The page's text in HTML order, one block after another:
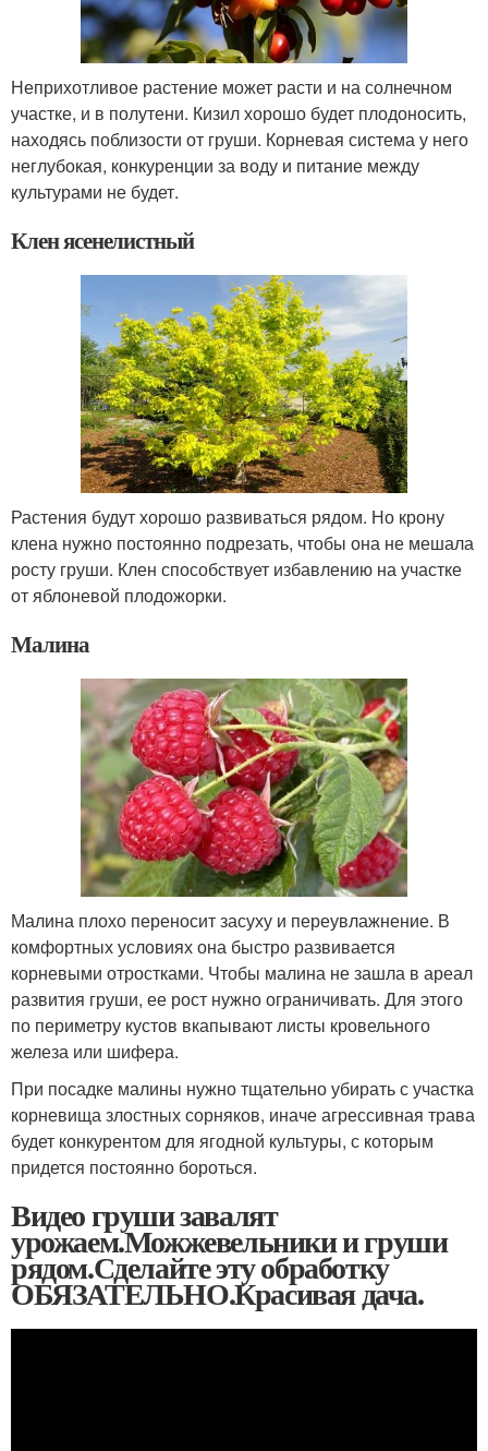
Неприхотливое растение может расти и на солнечном
участке, и в полутени. Кизил хорошо будет плодоносить,
находясь поблизости от груши. Корневая система у него
неглубокая, конкуренции за воду и питание между
культурами не будет.
Клен ясенелистный
Растения будут хорошо развиваться рядом. Но крону
клена нужно постоянно подрезать, чтобы она не мешала
росту груши. Клен способствует избавлению на участке
от яблоневой плодожорки.
Малина
Малина плохо переносит засуху и переувлажнение. В
комфортных условиях она быстро развивается
корневыми отростками. Чтобы малина не зашла в ареал
развития груши, ее рост нужно ограничивать. Для этого
по периметру кустов вкапывают листы кровельного
железа или шифера.
При посадке малины нужно тщательно убирать с участка
корневища злостных сорняков, иначе агрессивная трава
будет конкурентом для ягодной культуры, с которым
придется постоянно бороться.
Видео груши завалят
урожаем.Можжевельники и груши
рядом.Сделайте эту обработку
ОБЯЗАТЕЛЬНО.Красивая дача.